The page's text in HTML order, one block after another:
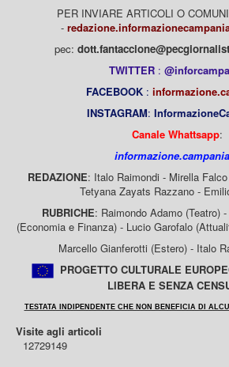
PER INVIARE ARTICOLI O
-
pec:
TWITTER :
FACEBOOK :
INSTAGRAM:
Canale Whattsapp:
REDAZIONE: Italo Raimondi - Mirella
Tetyana Zayats Razzano -
RUBRICHE: Raimondo Adamo (Teatro)
(Economia e Finanza) - Lucio Garofalo
Marcello Gianferotti (Estero) - Italo
PROGETTO CULTURALE
LIBERA E SENZA
TESTATA INDIPENDENTE CHE NON BENEFICIA DI
Visite agli articoli
12729149